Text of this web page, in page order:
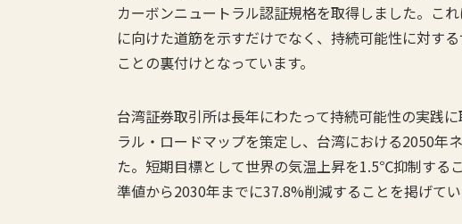
カーボンニュートラル認証規格を取得しました。こ
に向けた道筋を示すだけでなく、持続可能性に対す
ことの裏付けとなっています。
台湾証券取引所は長年にわたって持続可能性の実践
ラル・ロードマップを策定し、台湾における2050年
た。短期目標として世界の気温上昇を1.5℃抑制する
準値から2030年までに37.8%削減することを掲げてい